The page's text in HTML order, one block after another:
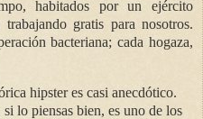
habitados por un ejército
gratis para nosotros.
bacteriana; cada hogaza,
hipster es casi anecdótico.
lo piensas bien, es uno de los